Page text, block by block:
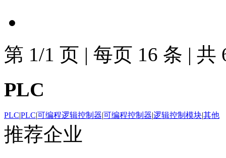
第 1/1 页 | 每页 16 条 | 共
PLC
PLC|PLC|可编程逻辑控制器|可编程控制器|逻辑控制模块|其他
推荐企业